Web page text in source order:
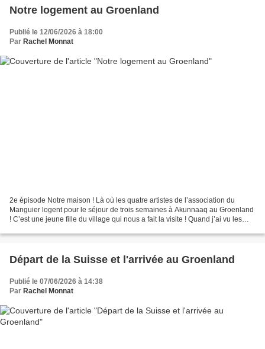
Notre logement au Groenland
Publié le 12/06/2026 à 18:00
Par Rachel Monnat
2e épisode Notre maison ! Là où les quatre artistes de l’association du
Manguier logent pour le séjour de trois semaines à Akunnaaq au Groenland
! C’est une jeune fille du village qui nous a fait la visite ! Quand j’ai vu les
Départ de la Suisse et l'arrivée au Groenland
Publié le 07/06/2026 à 14:38
Par Rachel Monnat